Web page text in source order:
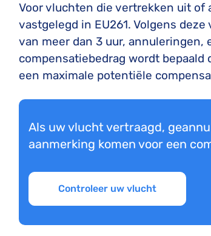
Voor vluchten die vertrekken uit of
vastgelegd in EU261. Volgens
van meer dan 3 uur,
compensatiebedrag wordt
een maximale potentiële
Als uw vlucht vertraagd,
aanmerking komen voor een
Controleer uw vlucht